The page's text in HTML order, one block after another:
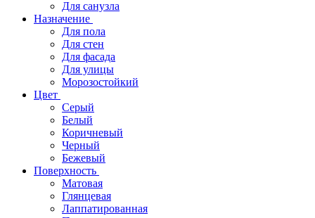
Для санузла
Назначение
Для пола
Для стен
Для фасада
Для улицы
Морозостойкий
Цвет
Серый
Белый
Коричневый
Черный
Бежевый
Поверхность
Матовая
Глянцевая
Лаппатированная